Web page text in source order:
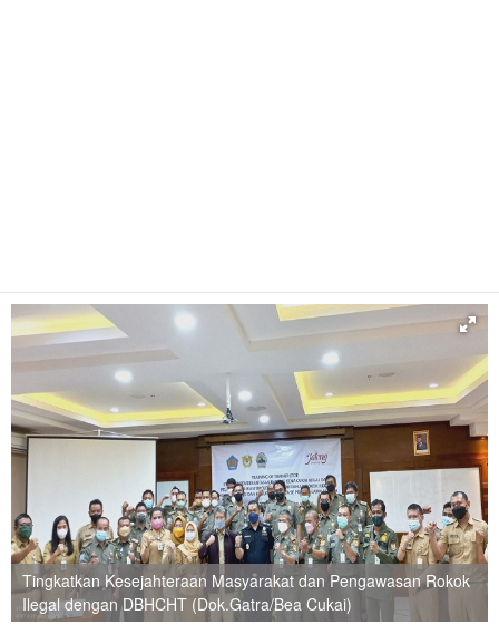
Tingkatkan Kesejahteraan Masyarakat dan Pengawasan Rokok
Ilegal dengan DBHCHT (Dok.Gatra/Bea Cukai)